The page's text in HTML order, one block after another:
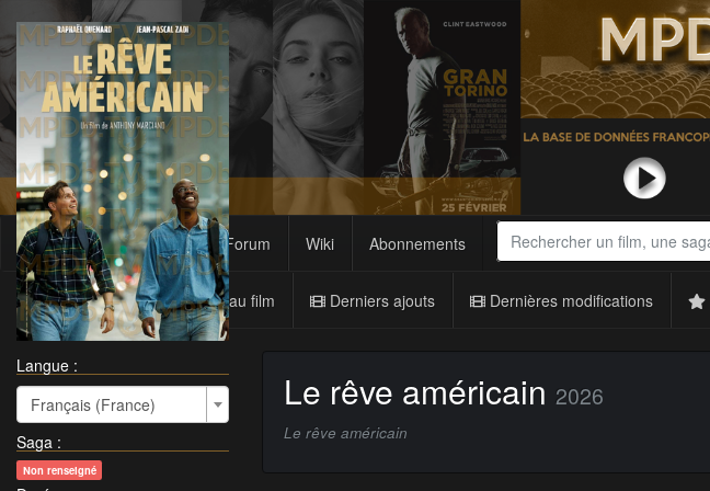
Films Sagas Forum Wiki Abonnements
Nouveau film Derniers ajouts Dernières modifications
Langue :
Français (France)
Saga :
Non renseigné
Le rêve américain 2026
Le rêve américain